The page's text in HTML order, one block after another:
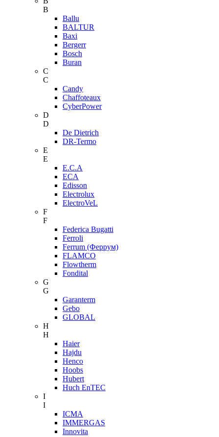
B
Ballu
BALTUR
Baxi
Bergerr
Bosch
Buran
C
C
Candy
Chaffoteaux
CyberPower
D
D
De Dietrich
DR-Termo
E
E
E.C.A
ECA
Edisson
Electrolux
ElectroVeL
F
F
Federica Bugatti
Ferroli
Ferrum (Феррум)
FLAMCO
Flowtherm
Fondital
G
G
Garanterm
Gebo
GLOBAL
H
H
Haier
Hajdu
Henco
Hoobs
Hubert
Huch EnTEC
I
I
ICMA
IMMERGAS
Innovita